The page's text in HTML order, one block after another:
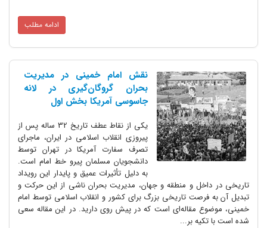
ادامه مطلب
نقش امام خمینی در مدیریت
بحران گروگان‌گیری در لانه
جاسوسی آمریکا بخش اول
یکی از نقاط عطف تاریخ 32 ساله پس از
پیروزی انقلاب اسلامی در ایران، ماجرای
تصرف سفارت آمریکا در تهران توسط
دانشجویان مسلمان پیرو خط امام است.
به دلیل تأثیرات عمیق و پایدار این رویداد
تاریخی در داخل و منطقه و جهان، مدیریت بحران ناشی از این حرکت و
تبدیل آن به فرصت تاریخی بزرگ برای کشور و انقلاب اسلامی توسط امام
خمینی، موضوع مقاله‌ای است که در پیش روی دارید. در این مقاله سعی
شده است با تکیه بر...